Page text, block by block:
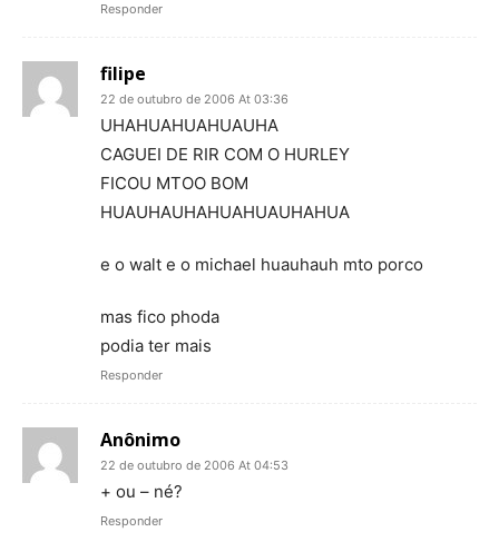
Responder
filipe
22 de outubro de 2006 At 03:36
UHAHUAHUAHUAUHA
CAGUEI DE RIR COM O HURLEY
FICOU MTOO BOM
HUAUHAUHAHUAHUAUHAHUA
e o walt e o michael huauhauh mto porco
mas fico phoda
podia ter mais
Responder
Anônimo
22 de outubro de 2006 At 04:53
+ ou – né?
Responder